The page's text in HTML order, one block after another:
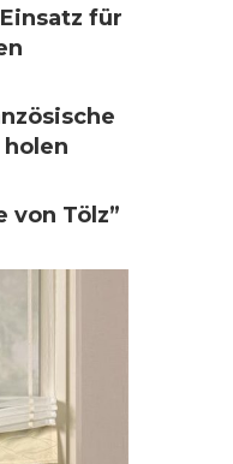
für
holen
von Tölz”